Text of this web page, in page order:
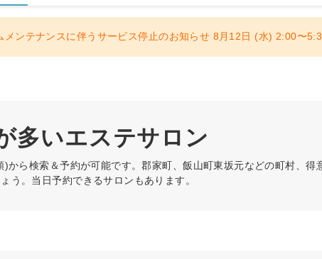
メンテナンスに伴うサービス停止のお知らせ 8月12日 (水) 2:00〜
多いエステサロン
から検索＆予約が可能です。郡家町、飯山町東坂元などの町村、
う。当日予約できるサロンもあります。